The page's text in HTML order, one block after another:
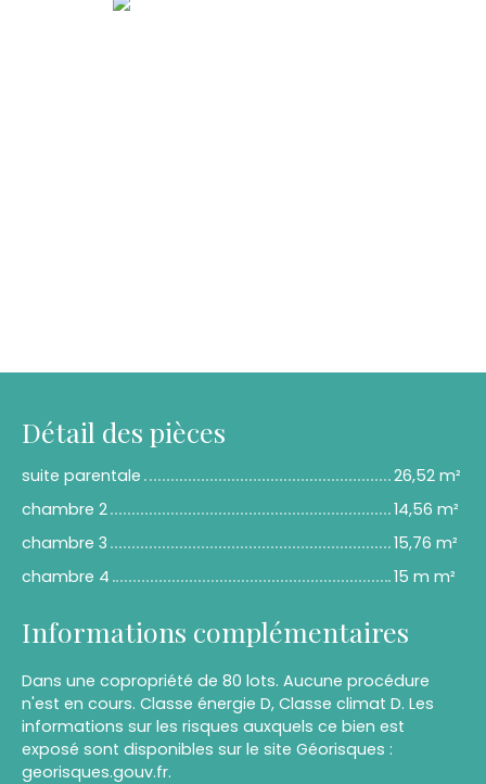
Détail des pièces
suite parentale
26,52 m²
chambre 2
14,56 m²
chambre 3
15,76 m²
chambre 4
15 m m²
Informations complémentaires
Dans une copropriété de 80 lots. Aucune procédure
n'est en cours. Classe énergie D, Classe climat D. Les
informations sur les risques auxquels ce bien est
exposé sont disponibles sur le site Géorisques :
georisques.gouv.fr.